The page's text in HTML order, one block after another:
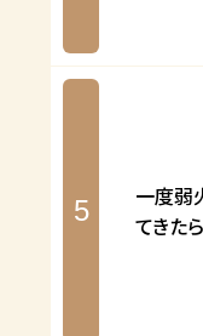
5
一度弱
てきた